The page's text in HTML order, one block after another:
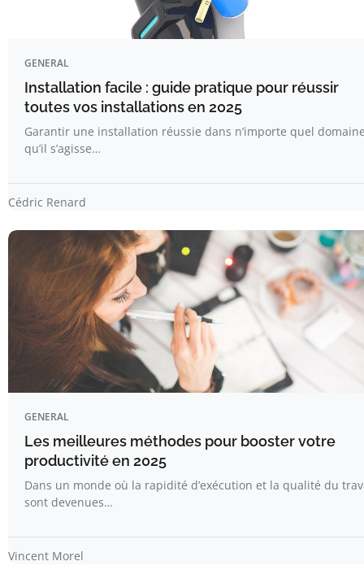
GENERAL
Installation facile : guide pratique pour réussir
toutes vos installations en 2025
Garantir une installation réussie dans n’importe quel
qu’il s’agisse…
Cédric Renard
GENERAL
Les meilleures méthodes pour booster votre
productivité en 2025
Dans un monde où la rapidité d’exécution et la qualité du
sont devenues…
Vincent Morel